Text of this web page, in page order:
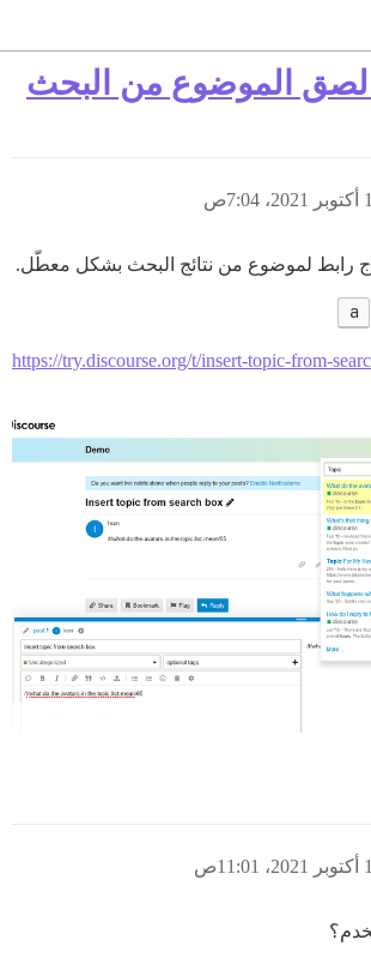
الموضوع من البحث
رابط لموضوع من نتائج البحث بشكل معطّل.
a
https://try.discourse.org/t/insert-topic-from-